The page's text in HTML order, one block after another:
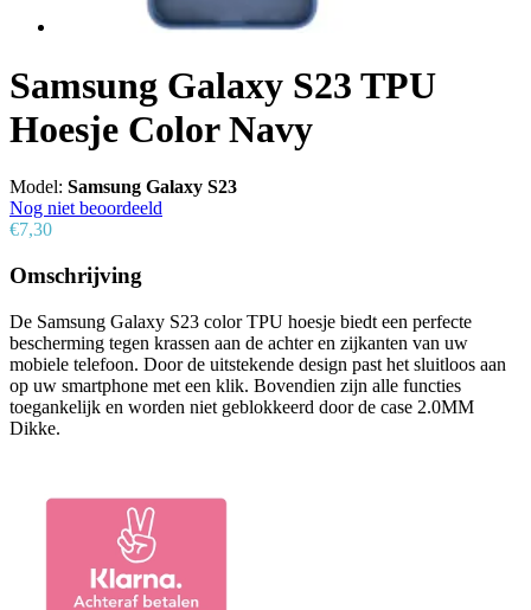
Samsung Galaxy S23 TPU
Hoesje Color Navy
Model: Samsung Galaxy S23
Nog niet beoordeeld
€7,30
Omschrijving
De Samsung Galaxy S23 color TPU hoesje biedt een perfecte
bescherming tegen krassen aan de achter en zijkanten van uw
mobiele telefoon. Door de uitstekende design past het sluitloos aan
op uw smartphone met een klik. Bovendien zijn alle functies
toegankelijk en worden niet geblokkeerd door de case 2.0MM
Dikke.